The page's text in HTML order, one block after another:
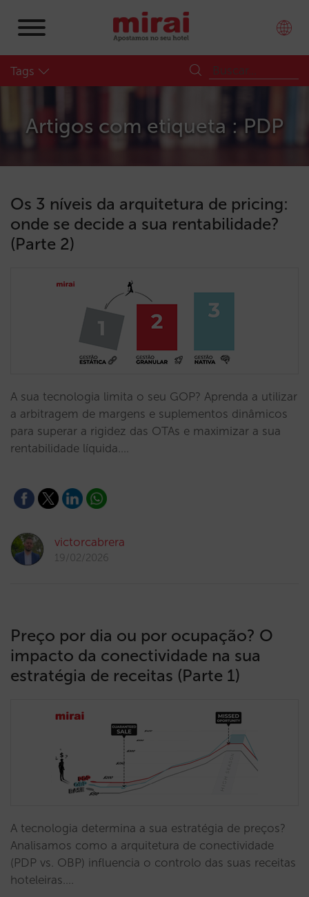
Tags
Artigos com etiqueta : PDP
Os 3 níveis da arquitetura de pricing:
onde se decide a sua rentabilidade?
(Parte 2)
A sua tecnologia limita o seu GOP? Aprenda a utilizar
a arbitragem de margens e suplementos dinâmicos
para superar a rigidez das OTAs e maximizar a sua
rentabilidade líquida.…
victorcabrera
19/02/2026
Preço por dia ou por ocupação? O
impacto da conectividade na sua
estratégia de receitas (Parte 1)
A tecnologia determina a sua estratégia de preços?
Analisamos como a arquitetura de conectividade
(PDP vs. OBP) influencia o controlo das suas receitas
hoteleiras.…